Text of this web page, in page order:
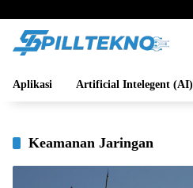
Aplikasi Artificial Intelegent (AI)
Keamanan Jaringan